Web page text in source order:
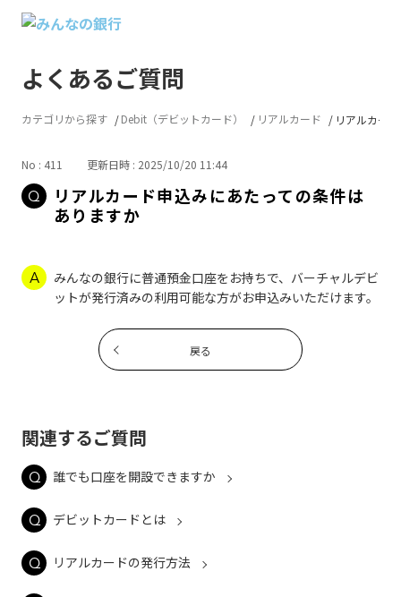
よくあるご質問
カテゴリから探す Debit（デビットカード） リアルカード リアルカー
No : 411 更新日時 : 2025/10/20 11:44
リアルカード申込みにあたっての条件は
ありますか
みんなの銀行に普通預金口座をお持ちで、バーチャルデビ
ットが発行済みの利用可能な方がお申込みいただけます。
戻る
関連するご質問
誰でも口座を開設できますか
デビットカードとは
リアルカードの発行方法